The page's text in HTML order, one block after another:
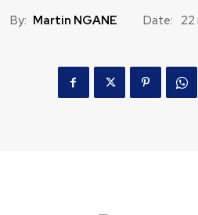
By: Martin NGANE Date: 22